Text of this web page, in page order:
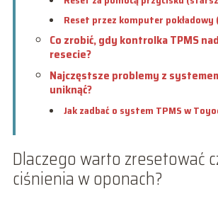
Reset przez komputer pokładowy
Co zrobić, gdy kontrolka TPMS
resecie?
Najczęstsze problemy z
uniknąć?
Jak zadbać o system TPMS w
Dlaczego warto zresetować
ciśnienia w oponach?